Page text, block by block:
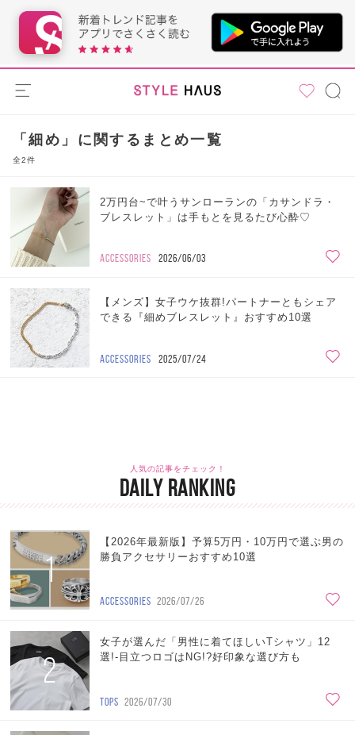
「細め」に関するまとめ一覧
全2件
2万円台~で叶うサンローランの「カサンドラ・
ブレスレット」は手もとを見るたび心酔♡
ACCESSORIES 2026/06/03
【メンズ】女子ウケ抜群!パートナーともシェア
できる『細めブレスレット』おすすめ10選
ACCESSORIES 2025/07/24
人気の記事をチェック！
DAILY RANKING
1
【2026年最新版】予算5万円・10万円で選ぶ男の
勝負アクセサリーおすすめ10選
ACCESSORIES 2026/07/26
2
女子が選んだ「男性に着てほしいTシャツ」12
選!-目立つロゴはNG!?好印象な選び方も
TOPS 2026/07/30